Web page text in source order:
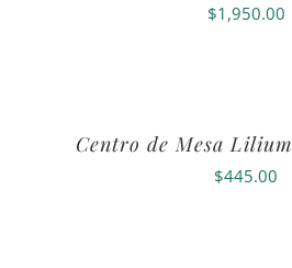
$1,950.00
Centro de Mesa
$445.00